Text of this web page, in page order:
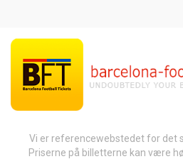
Vi er referencewebstedet for det
Priserne på billetterne kan være